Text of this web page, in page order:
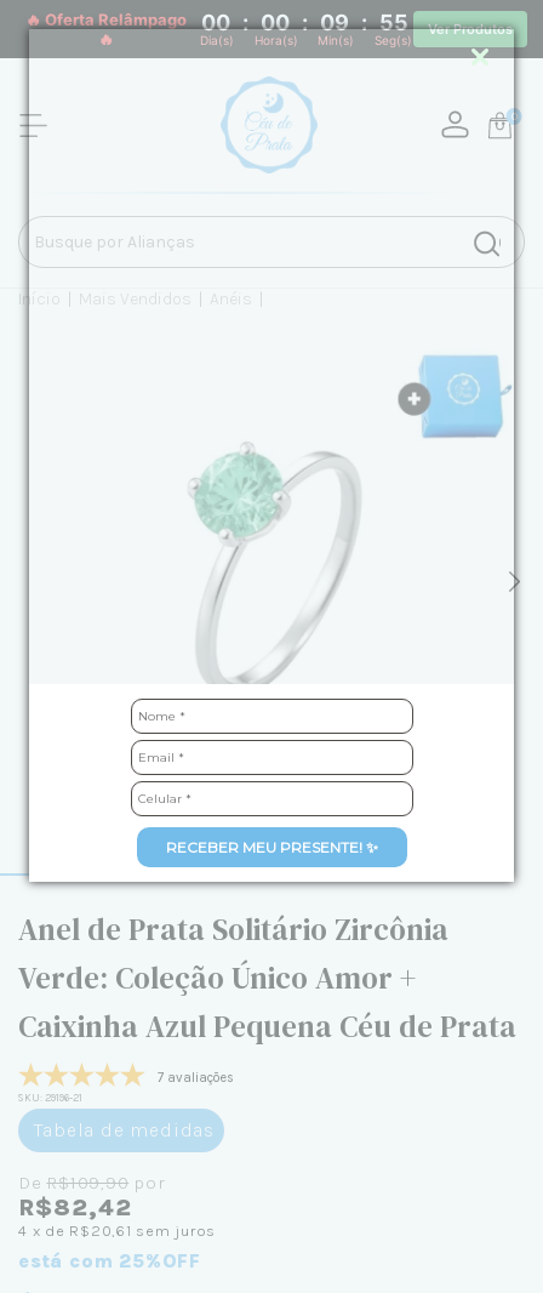
RECEBER MEU PRESENTE! ✨
🔥 Oferta Relâmpago
🔥
00 : 00 : 09 : 54
Dia(s) Hora(s) Min(s) Seg(s)
Ver Produtos
0
Início Mais Vendidos Anéis
Anel de Prata Solitário Zircônia
Verde: Coleção Único Amor +
Caixinha Azul Pequena Céu de Prata
7 avaliações
SKU: 29196-21
Tabela de medidas
DeR$109,90 por
R$82,42
4 x de R$20,61 sem juros
está com 25%OFF